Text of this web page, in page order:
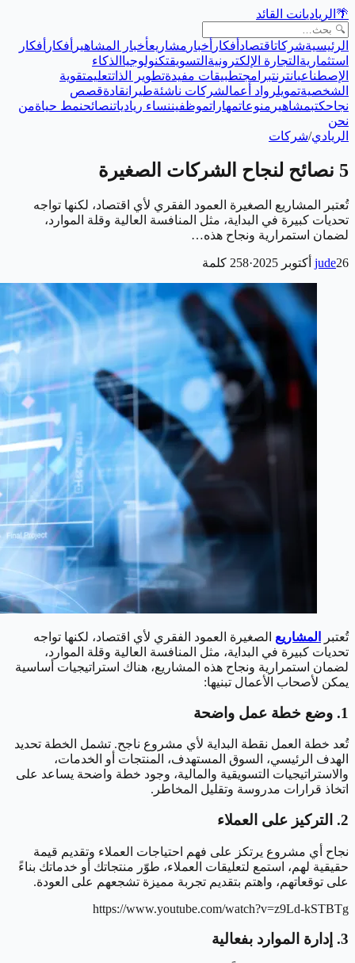
🌴 الرياديانت القائد
الرئيسيةشركاتاقتصاد أفكار أخبار مشاريعأخبار المشاهير أفكار أفكار
استثمارية التجارة الإلكترونية التسويقتكنولوجيا الذكاء
الإصطناعيانترنتبرامجتطبيقات مفيدةتطوير الذاتتعليمتقوية
الشخصيةتمويلرواد أعمالشركات ناشئةطيرانقادةقصص
نجاحكتبمشاهير منوعاتمهاراتموظفيننساء ريادياتنصائحنمط حياةمن
نحن
الريادي/شركات
5 نصائح لنجاح الشركات الصغيرة
تُعتبر المشاريع الصغيرة العمود الفقري لأي اقتصاد، لكنها تواجه
تحديات كبيرة في البداية، مثل المنافسة العالية وقلة الموارد،
لضمان استمرارية ونجاح هذه…
jude26 أكتوبر 2025 ·
258 كلمة
تُعتبر المشاريع الصغيرة العمود الفقري لأي اقتصاد، لكنها تواجه
تحديات كبيرة في البداية، مثل المنافسة العالية وقلة الموارد،
لضمان استمرارية ونجاح هذه المشاريع، هناك استراتيجيات أساسية
يمكن لأصحاب الأعمال تبنيها:
1. وضع خطة عمل واضحة
تُعد خطة العمل نقطة البداية لأي مشروع ناجح. تشمل الخطة تحديد
الهدف الرئيسي، السوق المستهدف، المنتجات أو الخدمات،
والاستراتيجيات التسويقية والمالية، وجود خطة واضحة يساعد على
اتخاذ قرارات مدروسة وتقليل المخاطر.
2. التركيز على العملاء
نجاح أي مشروع يرتكز على فهم احتياجات العملاء وتقديم قيمة
حقيقية لهم، استمع لتعليقات العملاء، طوّر منتجاتك أو خدماتك بناءً
على توقعاتهم، واهتم بتقديم تجربة مميزة تشجعهم على العودة.
https://www.youtube.com/watch?v=z9Ld-kSTBTg
3. إدارة الموارد بفعالية